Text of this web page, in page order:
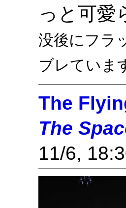
っと可愛
没後にフラ
ブレていま
The
The
11/6,